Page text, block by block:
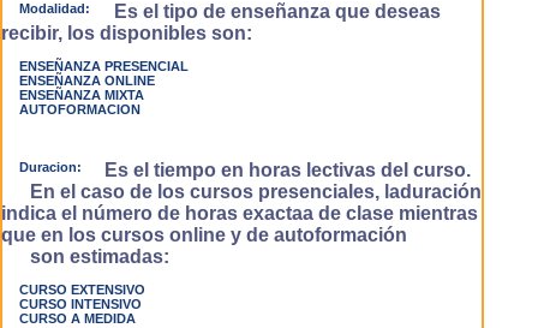
Modalidad:
Es el tipo de enseñanza que deseas
recibir, los disponibles son:
ENSEÑANZA PRESENCIAL
ENSEÑANZA ONLINE
ENSEÑANZA MIXTA
AUTOFORMACION
Duracion:
Es el tiempo en horas lectivas del curso.
En el caso de los cursos presenciales, laduración
indica el número de horas exactaa de clase mientras
que en los cursos online y de autoformación
son estimadas:
CURSO EXTENSIVO
CURSO INTENSIVO
CURSO A MEDIDA